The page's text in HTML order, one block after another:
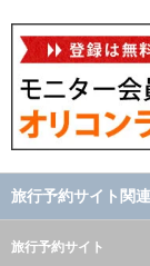
旅行予約サイト関
旅行予約サイト